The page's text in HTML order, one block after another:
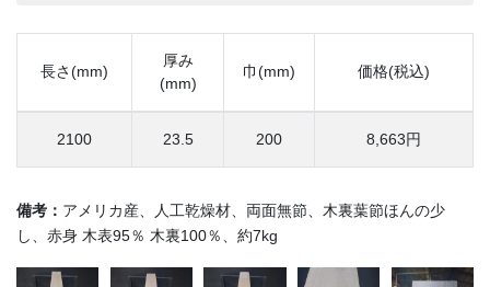
長さ(mm)
厚み
(mm)
巾(mm) 価格(税込)
2100 23.5 200 8,663円
備考： アメリカ産、人工乾燥材、両面無節、木裏葉節ほんの少
し、赤身 木表95％ 木裏100％、約7kg